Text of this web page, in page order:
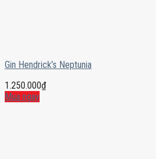
Gin Hendrick’s Neptunia
1.250.000₫
Mua ngay